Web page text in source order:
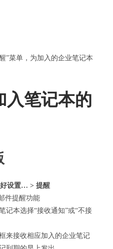
”菜单，为加入的企业笔记本
入笔记本的
设置… > 提醒
件提醒功能
记本选择“接收通知”或“不接
来接收相应加入的企业笔记